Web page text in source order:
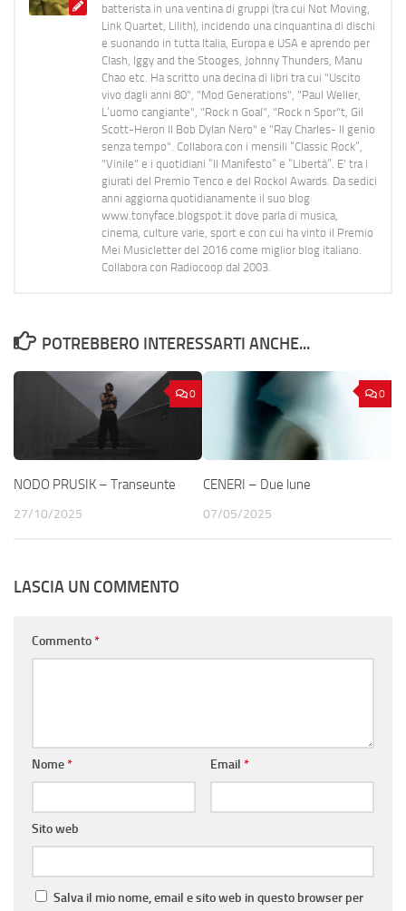
batterista in una ventina di gruppi (tra cui Not Moving,
Link Quartet, Lilith), incidendo una cinquantina di dischi
e suonando in tutta Italia, Europa e USA e aprendo per
Clash, Iggy and the Stooges, Johnny Thunders, Manu
Chao etc. Ha scritto una decina di libri tra cui "Uscito
vivo dagli anni 80", "Mod Generations", "Paul Weller,
L’uomo cangiante", "Rock n Goal", "Rock n Spor"t, Gil
Scott-Heron Il Bob Dylan Nero" e "Ray Charles- Il genio
senza tempo". Collabora con i mensili “Classic Rock”,
"Vinile" e i quotidiani “Il Manifesto” e “Libertà”. E' tra i
giurati del Premio Tenco e del Rockol Awards. Da sedici
anni aggiorna quotidianamente il suo blog
www.tonyface.blogspot.it dove parla di musica,
cinema, culture varie, sport e con cui ha vinto il Premio
Mei Musicletter del 2016 come miglior blog italiano.
Collabora con Radiocoop dal 2003.
POTREBBERO INTERESSARTI ANCHE...
0
NODO PRUSIK – Transeunte
27/10/2025
0
CENERI – Due lune
07/05/2025
LASCIA UN COMMENTO
Commento*
Nome* Email *
Sito web
Salva il mio nome, email e sito web in questo browser per